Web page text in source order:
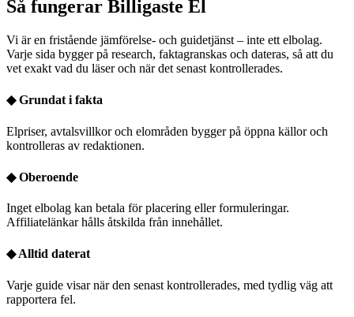
Så fungerar Billigaste El
Vi är en fristående jämförelse- och guidetjänst – inte ett elbolag.
Varje sida bygger på research, faktagranskas och dateras, så att du
vet exakt vad du läser och när det senast kontrollerades.
◆Grundat i fakta
Elpriser, avtalsvillkor och elområden bygger på öppna källor och
kontrolleras av redaktionen.
◆Oberoende
Inget elbolag kan betala för placering eller formuleringar.
Affiliatelänkar hålls åtskilda från innehållet.
◆Alltid daterat
Varje guide visar när den senast kontrollerades, med tydlig väg att
rapportera fel.